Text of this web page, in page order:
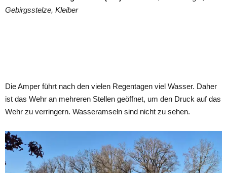
Gebirgsstelze, Kleiber
Die Amper führt nach den vielen Regentagen viel Wasser. Daher
ist das Wehr an mehreren Stellen geöffnet, um den Druck auf das
Wehr zu verringern. Wasseramseln sind nicht zu sehen.